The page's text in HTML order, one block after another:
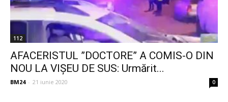
112
AFACERISTUL ”DOCTORE” A COMIS-O DIN
NOU LA VIȘEU DE SUS: Urmărit...
BM24 - 21 iunie 2020 0